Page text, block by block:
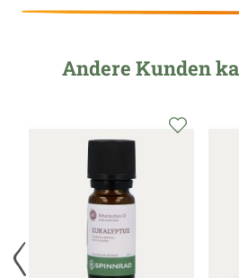
Andere Kunden